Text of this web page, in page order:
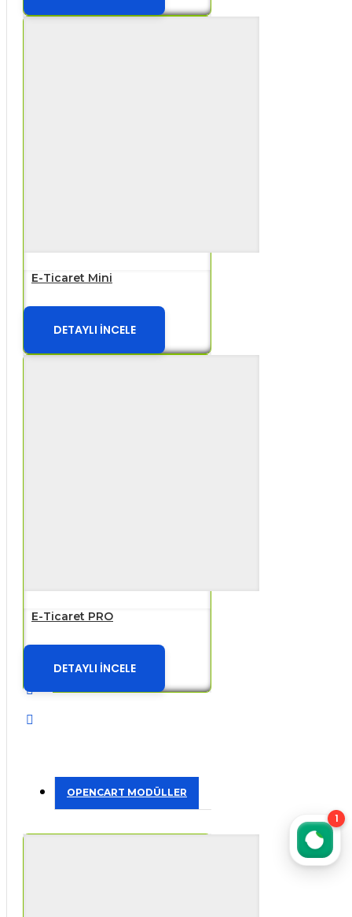
E-Ticaret Mini
DETAYLI İNCELE
E-Ticaret PRO
DETAYLI İNCELE
OPENCART MODÜLLER
1